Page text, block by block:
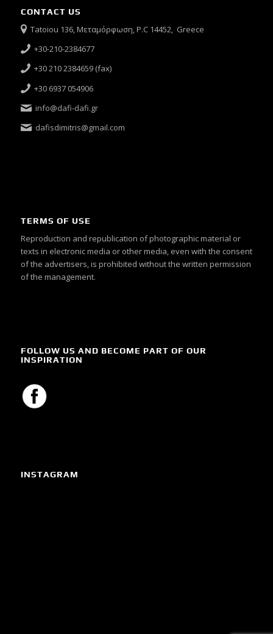
CONTACT US
Tatoiou 136, Μεταμόρφωση, P.C 14452, Greece
+30-210-2384677
+30 210 2384659 (fax)
+30 6937 054906
info@dafi-dafi.gr
dafisdimitris@gmail.com
TERMS OF USE
Reproduction and republication of photographic material or
texts in electronic media or other media, even with the consent
of the advertisers, is prohibited without the written permission
of the management.
FOLLOW US AND BECOME PART OF OUR
INSPIRATION
INSTAGRAM